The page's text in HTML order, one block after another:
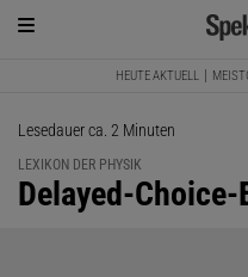
HEUTE AKTUELL
Lesedauer ca. 2 Minuten
LEXIKON DER PHYSIK
:
Delayed-